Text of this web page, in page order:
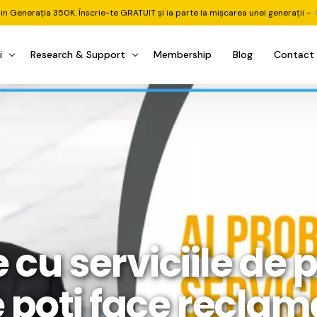
Generația 350K. Înscrie-te GRATUIT și ia parte la mișcarea unei generații -
Investițional
(DGI & DCF)
& Execuție
Pieței
ETF
Acțiuni
Dive Stocks
Check
Tracking
Mecanice
EA MT5
Research & Support
Pastila Financiară Premium
Risc sau Oportunitate
Comunitate Premium
Chat & Suport Mentor
1 la 1 Mentor
Membership Blog Contact
cu serviciile de
poți face